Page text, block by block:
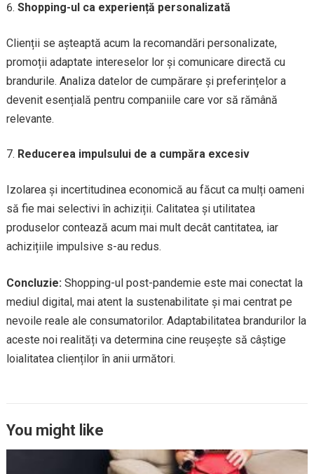
Shopping-ul ca experiență personalizată
Clienții se așteaptă acum la recomandări personalizate,
promoții adaptate intereselor lor și comunicare directă cu
brandurile. Analiza datelor de cumpărare și preferințelor a
devenit esențială pentru companiile care vor să rămână
relevante.
Reducerea impulsului de a cumpăra excesiv
Izolarea și incertitudinea economică au făcut ca mulți oameni
să fie mai selectivi în achiziții. Calitatea și utilitatea
produselor contează acum mai mult decât cantitatea, iar
achizițiile impulsive s-au redus.
Concluzie: Shopping-ul post-pandemie este mai conectat la
mediul digital, mai atent la sustenabilitate și mai centrat pe
nevoile reale ale consumatorilor. Adaptabilitatea brandurilor la
aceste noi realități va determina cine reușește să câștige
loialitatea clienților în anii următori.
You might like